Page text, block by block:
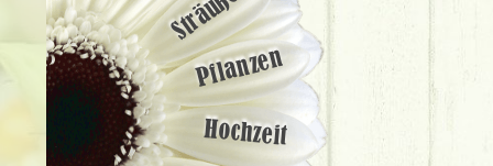
Sträuße
Pflanzen
Hochzeit